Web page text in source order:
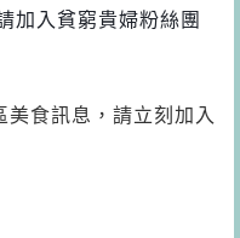
加入貧窮貴婦粉絲團
美食訊息，請立刻加入